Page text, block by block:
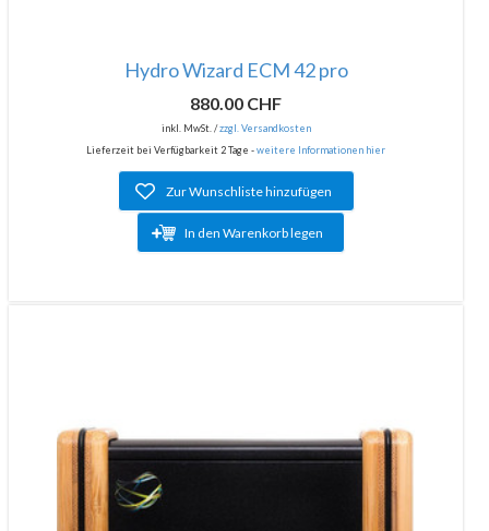
Hydro Wizard ECM 42 pro
880.00 CHF
inkl. MwSt. /zzgl. Versandkosten
Lieferzeit bei Verfügbarkeit 2 Tage -weitere Informationen hier
Zur Wunschliste hinzufügen
In den Warenkorb legen